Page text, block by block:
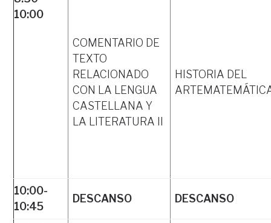
10:00
COMENTARIO DE
TEXTO
RELACIONADO
CON LA LENGUA
CASTELLANA Y
LA LITERATURA II
HISTORIA DEL
10:00-
10:45
DESCANSO DESCANSO